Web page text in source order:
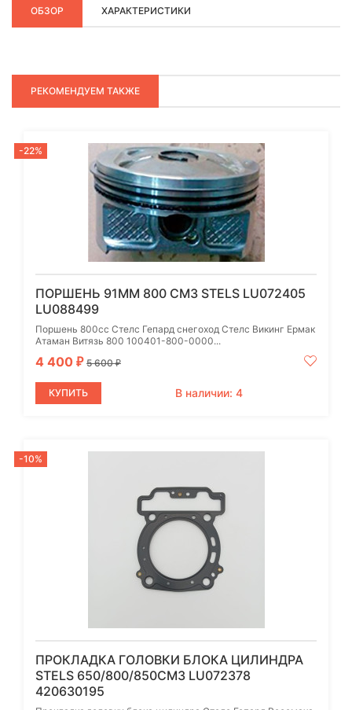
ОБЗОР ХАРАКТЕРИСТИКИ
РЕКОМЕНДУЕМ ТАКЖЕ
-22%
ПОРШЕНЬ 91ММ 800 СМ3 STELS LU072405
LU088499
Поршень 800cc Стелс Гепард снегоход Стелс Викинг Ермак
Атаман Витязь 800 100401-800-0000...
4 400 ₽ 5 600₽
КУПИТЬ В наличии: 4
-10%
ПРОКЛАДКА ГОЛОВКИ БЛОКА ЦИЛИНДРА
STELS 650/800/850СМ3 LU072378
420630195